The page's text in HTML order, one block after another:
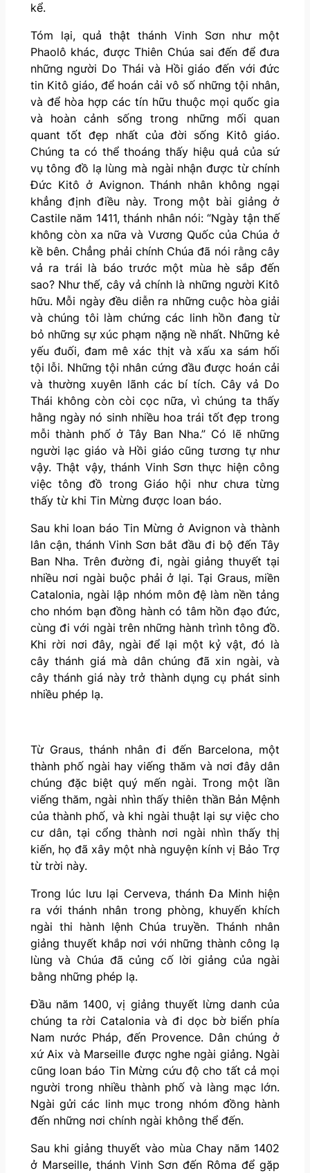
kể.
Tóm lại, quả thật thánh Vinh Sơn như một
Phaolô khác, được Thiên Chúa sai đến để đưa
những người Do Thái và Hồi giáo đến với đức
tin Kitô giáo, để hoán cải vô số những tội nhân,
và để hòa hợp các tín hữu thuộc mọi quốc gia
và hoàn cảnh sống trong những mối quan
quant tốt đẹp nhất của đời sống Kitô giáo.
Chúng ta có thể thoáng thấy hiệu quả của sứ
vụ tông đồ lạ lùng mà ngài nhận được từ chính
Đức Kitô ở Avignon. Thánh nhân không ngại
khẳng định điều này. Trong một bài giảng ở
Castile năm 1411, thánh nhân nói: “Ngày tận thế
không còn xa nữa và Vương Quốc của Chúa ở
kề bên. Chẳng phải chính Chúa đã nói rằng cây
vả ra trái là báo trước một mùa hè sắp đến
sao? Như thế, cây vả chính là những người Kitô
hữu. Mỗi ngày đều diễn ra những cuộc hòa giải
và chúng tôi làm chứng các linh hồn đang từ
bỏ những sự xúc phạm nặng nề nhất. Những kẻ
yếu đuối, đam mê xác thịt và xấu xa sám hối
tội lỗi. Những tội nhân cứng đầu được hoán cải
và thường xuyên lãnh các bí tích. Cây vả Do
Thái không còn còi cọc nữa, vì chúng ta thấy
hằng ngày nó sinh nhiều hoa trái tốt đẹp trong
mỗi thành phố ở Tây Ban Nha.” Có lẽ những
người lạc giáo và Hồi giáo cũng tương tự như
vậy. Thật vậy, thánh Vinh Sơn thực hiện công
việc tông đồ trong Giáo hội như chưa từng
thấy từ khi Tin Mừng được loan báo.
Sau khi loan báo Tin Mừng ở Avignon và thành
lân cận, thánh Vinh Sơn bắt đầu đi bộ đến Tây
Ban Nha. Trên đường đi, ngài giảng thuyết tại
nhiều nơi ngài buộc phải ở lại. Tại Graus, miền
Catalonia, ngài lập nhóm môn đệ làm nền tảng
cho nhóm bạn đồng hành có tâm hồn đạo đức,
cùng đi với ngài trên những hành trình tông đồ.
Khi rời nơi đây, ngài để lại một kỷ vật, đó là
cây thánh giá mà dân chúng đã xin ngài, và
cây thánh giá này trở thành dụng cụ phát sinh
nhiều phép lạ.
Từ Graus, thánh nhân đi đến Barcelona, một
thành phố ngài hay viếng thăm và nơi đây dân
chúng đặc biệt quý mến ngài. Trong một lần
viếng thăm, ngài nhìn thấy thiên thần Bản Mệnh
của thành phố, và khi ngài thuật lại sự việc cho
cư dân, tại cổng thành nơi ngài nhìn thấy thị
kiến, họ đã xây một nhà nguyện kính vị Bảo Trợ
từ trời này.
Trong lúc lưu lại Cerveva, thánh Đa Minh hiện
ra với thánh nhân trong phòng, khuyến khích
ngài thi hành lệnh Chúa truyền. Thánh nhân
giảng thuyết khắp nơi với những thành công lạ
lùng và Chúa đã củng cố lời giảng của ngài
bằng những phép lạ.
Đầu năm 1400, vị giảng thuyết lừng danh của
chúng ta rời Catalonia và đi dọc bờ biển phía
Nam nước Pháp, đến Provence. Dân chúng ở
xứ Aix và Marseille được nghe ngài giảng. Ngài
cũng loan báo Tin Mừng cứu độ cho tất cả mọi
người trong nhiều thành phố và làng mạc lớn.
Ngài gửi các linh mục trong nhóm đồng hành
đến những nơi chính ngài không thể đến.
Sau khi giảng thuyết vào mùa Chay năm 1402
ở Marseille, thánh Vinh Sơn đến Rôma để gặp